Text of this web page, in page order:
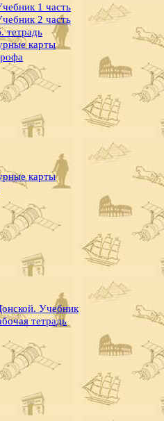
1 часть
2 часть
тетрадь
карты
карты
Учебник
тетрадь